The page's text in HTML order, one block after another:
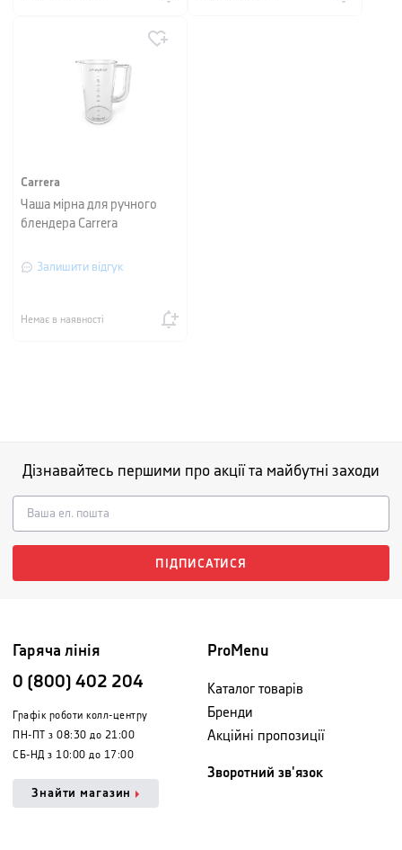
Carrera
Чаша мірна для ручного
блендера Carrera
Залишити відгук
Немає в наявності
Дізнавайтесь першими про акції та майбутні заходи
ПІДПИСАТИСЯ
Гаряча лінія
0 (800) 402 204
Графік роботи колл-центру
ПН-ПТ з 08:30 до 21:00
СБ-НД з 10:00 до 17:00
Знайти магазин
ProMenu
Каталог товарів
Бренди
Акційні пропозиції
Зворотний зв'язок